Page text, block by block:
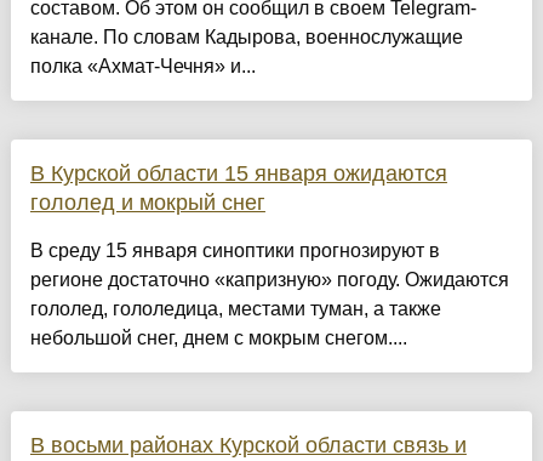
составом. Об этом он сообщил в своем Telegram-
канале. По словам Кадырова, военнослужащие
полка «Ахмат-Чечня» и...
В Курской области 15 января ожидаются
гололед и мокрый снег
В среду 15 января синоптики прогнозируют в
регионе достаточно «капризную» погоду. Ожидаются
гололед, гололедица, местами туман, а также
небольшой снег, днем с мокрым снегом....
В восьми районах Курской области связь и